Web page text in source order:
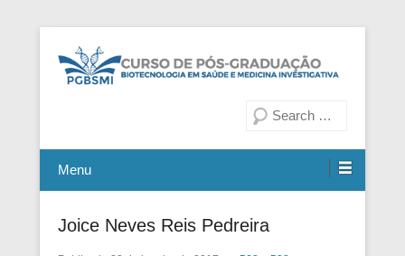
Curso de Pós-Graduação em
Medicina Investigativa
Menu
Joice Neves Reis Pedreira